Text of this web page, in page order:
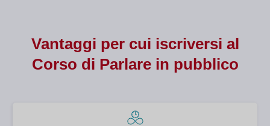
Vantaggi per cui iscriversi al
Corso di Parlare in pubblico